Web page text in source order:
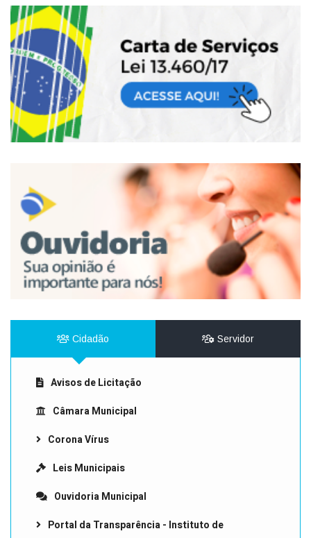
Cidadão Servidor
Avisos de Licitação
Câmara Municipal
Corona Vírus
Leis Municipais
Ouvidoria Municipal
Portal da Transparência - Instituto de